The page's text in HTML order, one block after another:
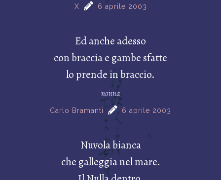
X 6 aprile 2003
Ed anche adesso
con braccia e gambe sfatte
lo prende in braccio.
nonna
Carlo Bramanti 6 aprile 2003
Nuvola bianca
che galleggia nel mare.